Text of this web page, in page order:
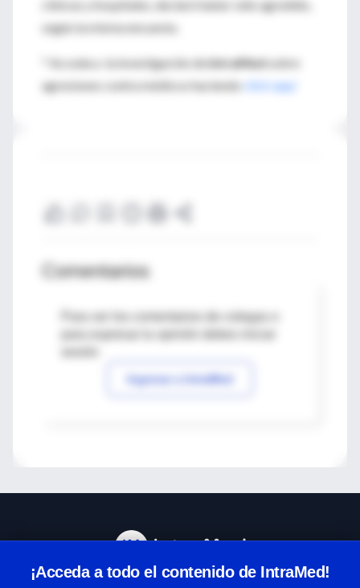
clínicas y hospitales, declaró haber sido agredido,
según la misma encuesta.
* Acceda a la investigación deIntraMedsobre
agresiones contra médicos haciendo
click aquí
Comentarios
Para ver los comentarios de colegas o
Ingresar a IntraMed
¡Acceda a todo el contenido de IntraMed!